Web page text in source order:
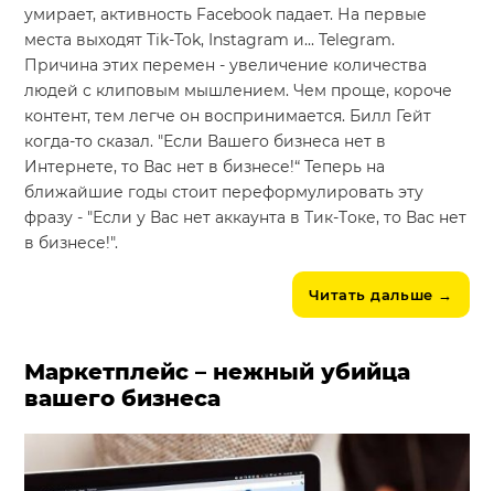
умирает, активность Facebook падает. На первые
места выходят Tik-Tok, Instagram и... Telegram.
Причина этих перемен - увеличение количества
людей с клиповым мышлением. Чем проще, короче
контент, тем легче он воспринимается. Билл Гейт
когда-то сказал. "Если Вашего бизнеса нет в
Интернете, то Вас нет в бизнесе!“ Теперь на
ближайшие годы стоит переформулировать эту
фразу - "Если у Вас нет аккаунта в Тик-Tоке, то Вас нет
в бизнесе!".
Читать дальше →
Маркетплейс – нежный убийца
вашего бизнеса